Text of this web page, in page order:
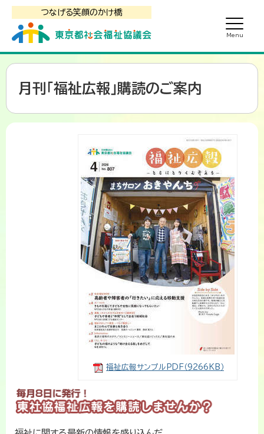
つなげる笑顔のかけ橋
月刊「福祉広報」購読のご案内
福祉広報サンプルPDF （9266KB）